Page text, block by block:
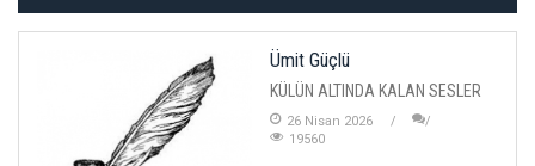
Ümit Güçlü
KÜLÜN ALTINDA KALAN SESLER
26 Nisan 2026
19560